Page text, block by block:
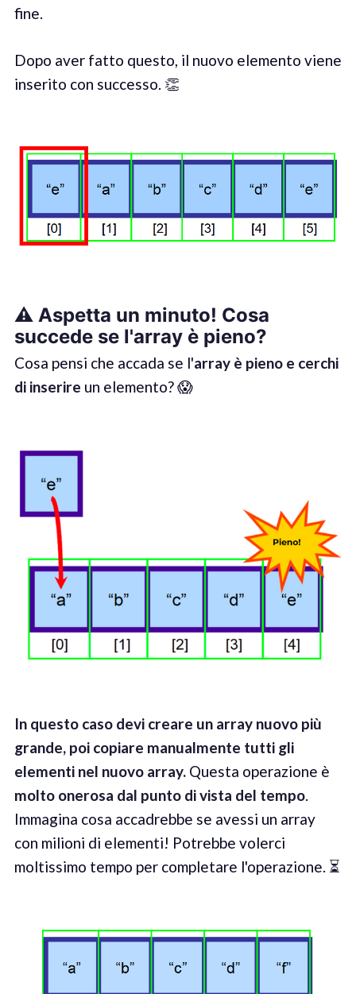
fine.
Dopo aver fatto questo, il nuovo elemento viene
inserito con successo. 👏
⚠️ Aspetta un minuto! Cosa
succede se l'array è pieno?
Cosa pensi che accada se l'array è pieno e cerchi
di inserire un elemento? 😱
In questo caso devi creare un array nuovo più
grande, poi copiare manualmente tutti gli
elementi nel nuovo array. Questa operazione è
molto onerosa dal punto di vista del tempo.
Immagina cosa accadrebbe se avessi un array
con milioni di elementi! Potrebbe volerci
moltissimo tempo per completare l'operazione. ⏳